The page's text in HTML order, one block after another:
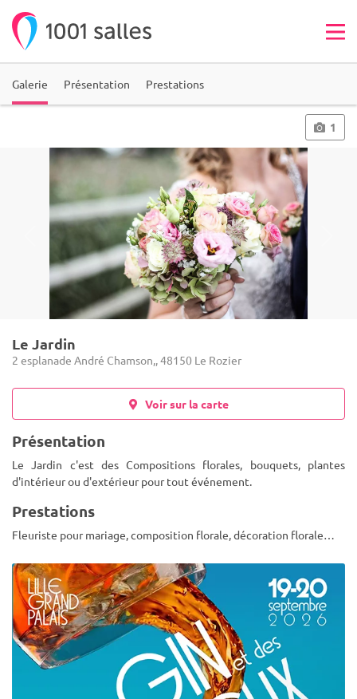
Galerie Présentation Prestations
1
Le Jardin
2 esplanade André Chamson,, 48150 Le Rozier
Voir sur la carte
Présentation
Le Jardin c'est des Compositions florales, bouquets, plantes
d'intérieur ou d'extérieur pour tout événement.
Prestations
Fleuriste pour mariage, composition florale, décoration florale…